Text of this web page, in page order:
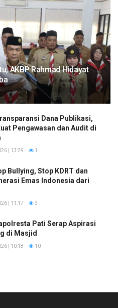
AKBP Rahmad Hidayat
Dana Publikasi,
Pengawasan dan Audit di
| 13:29 1
Bullying, Stop KDRT dan
Emas Indonesia dari
| 11:17 3
Pati Serap Aspirasi
di Masjid
| 10:18 10